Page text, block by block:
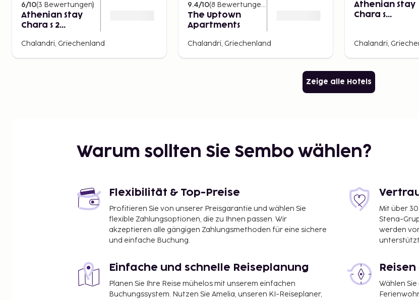
6/10(3 Bewertungen)
Athenian Stay
Chara s 2
Chalandri, Griechenland
9.4/10(8 Bewertungen )
The Uptown
Apartments
Chalandri, Griechenland
Athenian Stay
Chara s
Chalandri,
Zeige alle Hotels
Warum sollten Sie Sembo wählen?
Flexibilität & Top-Preise
Profitieren Sie von unserer Preisgarantie und wählen Sie
flexible Zahlungsoptionen, die zu Ihnen passen. Wir
akzeptieren alle gängigen Zahlungsmethoden für eine sichere
und einfache Buchung.
Mit über
Stena-
werden
Einfache und schnelle Reiseplanung
Planen Sie Ihre Reise mühelos mit unserem einfachen
Buchungssystem. Nutzen Sie Amelia, unseren KI-Reiseplaner,
Wählen